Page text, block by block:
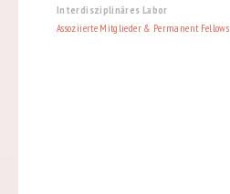
Interdisziplinäres Labor
Assoziierte Mitglieder & Permanent Fellows